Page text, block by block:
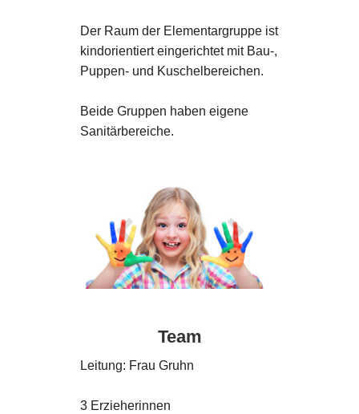
Der Raum der Elementargruppe ist
kindorientiert eingerichtet mit Bau-,
Puppen- und Kuschelbereichen.
Beide Gruppen haben eigene
Sanitärbereiche.
Team
Leitung: Frau Gruhn
3 Erzieherinnen